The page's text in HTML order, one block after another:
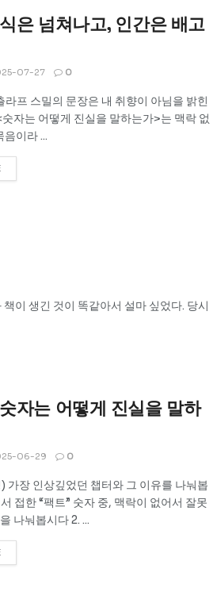
은 넘쳐나고, 인간은 배고
07-27 0
라프 스밀의 문장은 내 취향이 아님을 밝힌
숫자는 어떻게 진실을 말하는가>는 맥락 없
음이라 ...
이 생긴 것이 똑같아서 설마 싶었다. 당시
자는 어떻게 진실을 말하
06-29 0
가장 인상깊었던 챕터와 그 이유를 나눠봅
접한 “팩트” 숫자 중, 맥락이 없어서 잘못
나눠봅시다 2. ...